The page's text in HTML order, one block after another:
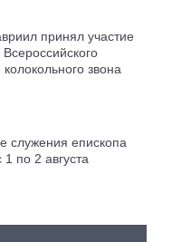
принял участие
Всероссийского
звона
служения епископа
1 по 2 августа